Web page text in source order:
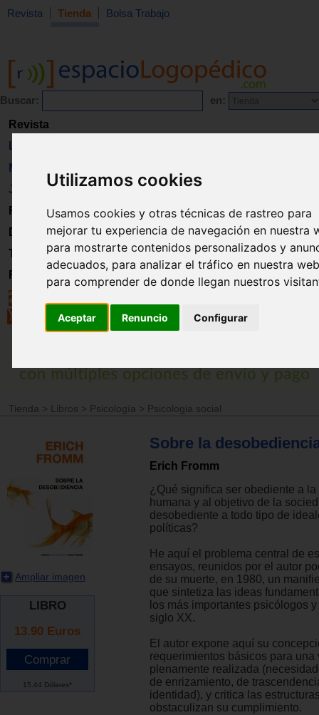
Utilizamos cookies
Usamos cookies y otras técnicas de rastreo para
mejorar tu experiencia de navegación en nuestra
para mostrarte contenidos personalizados y
adecuados, para analizar el tráfico en nuestra
para comprender de donde llegan nuestros
Aceptar Renuncio Configurar
Revista Tienda Bolsa Trabajo
Buscar: en:
Revista
Libros
Material
Juguetes
Formación
Directorio
Trabajo
Registro
Tienda > Libros > Psicología > Psicologia social
Ampliar imagen
LIBRO
13.90 Euros
15.44 Dólares*
Sobre la
Erich Fromm
¿Qué significa ser obediente a
humana y al objetivo de la
desobediente a todo tipo de
políticas?
He aquí el problema central de
ensayos, reunidos por el autor
de su muerte, en 1980, un
que sintetiza las ideas
los más importantes psicólogos
siglo XX.
El autor expone aquí su
requerimientos básicos para una
plenamente realizada
de enrizamiento, de
identidad), y critica las
obstaculizan su cumplimiento.